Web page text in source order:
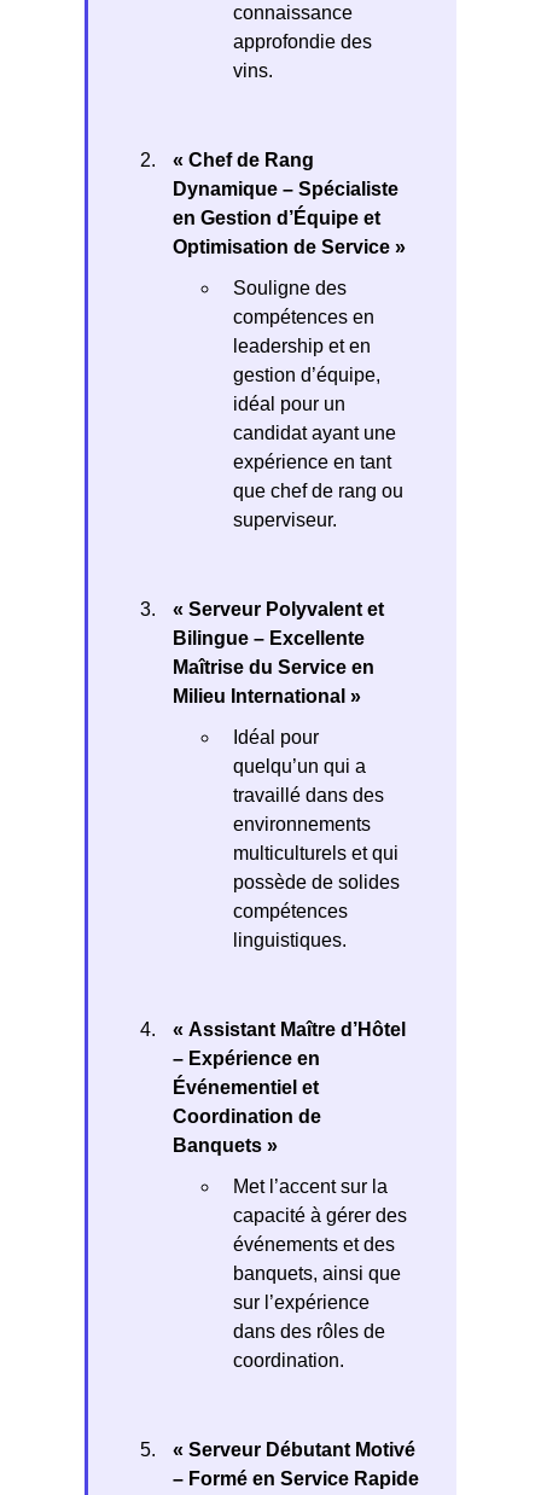
connaissance
approfondie des
vins.
« Chef de Rang
Dynamique – Spécialiste
en Gestion d’Équipe et
Optimisation de Service »
Souligne des
compétences en
leadership et en
gestion d’équipe,
idéal pour un
candidat ayant une
expérience en tant
que chef de rang ou
superviseur.
« Serveur Polyvalent et
Bilingue – Excellente
Maîtrise du Service en
Milieu International »
Idéal pour
quelqu’un qui a
travaillé dans des
environnements
multiculturels et qui
possède de solides
compétences
linguistiques.
« Assistant Maître d’Hôtel
– Expérience en
Événementiel et
Coordination de
Banquets »
Met l’accent sur la
capacité à gérer des
événements et des
banquets, ainsi que
sur l’expérience
dans des rôles de
coordination.
« Serveur Débutant Motivé
– Formé en Service Rapide